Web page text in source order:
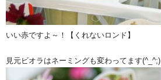
いい赤ですよ～！【くれないロンド】
見元ビオラはネーミングも変わってます(^_^;)